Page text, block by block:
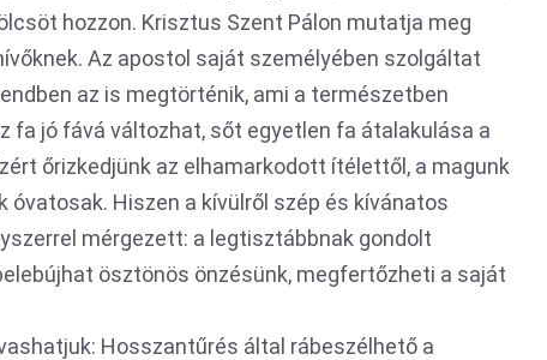
hozzon. Krisztus Szent Pálon mutatja meg
Az apostol saját személyében szolgáltat
az is megtörténik, ami a természetben
fa jó fává változhat, sőt egyetlen fa átalakulása a
őrizkedjünk az elhamarkodott ítélettől, a magunk
óvatosak. Hiszen a kívülről szép és kívánatos
mérgezett: a legtisztábbnak gondolt
ösztönös önzésünk, megfertőzheti a saját
Hosszantűrés által rábeszélhető a